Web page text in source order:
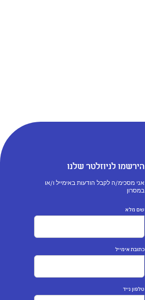
הירשמו לניוזלטר שלנו
אני מסכימ/ה לקבל הודעות באימייל ו/או
במסרון
שם מלא
כתובת אימייל
טלפון נייד